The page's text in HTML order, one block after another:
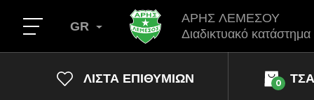
ΑΡΗΣ ΛΕΜΕΣΟΥ
Διαδικτυακό κατάστημα
GR
ΛΊΣΤΑ ΕΠΙΘΥΜΙΏΝ 0